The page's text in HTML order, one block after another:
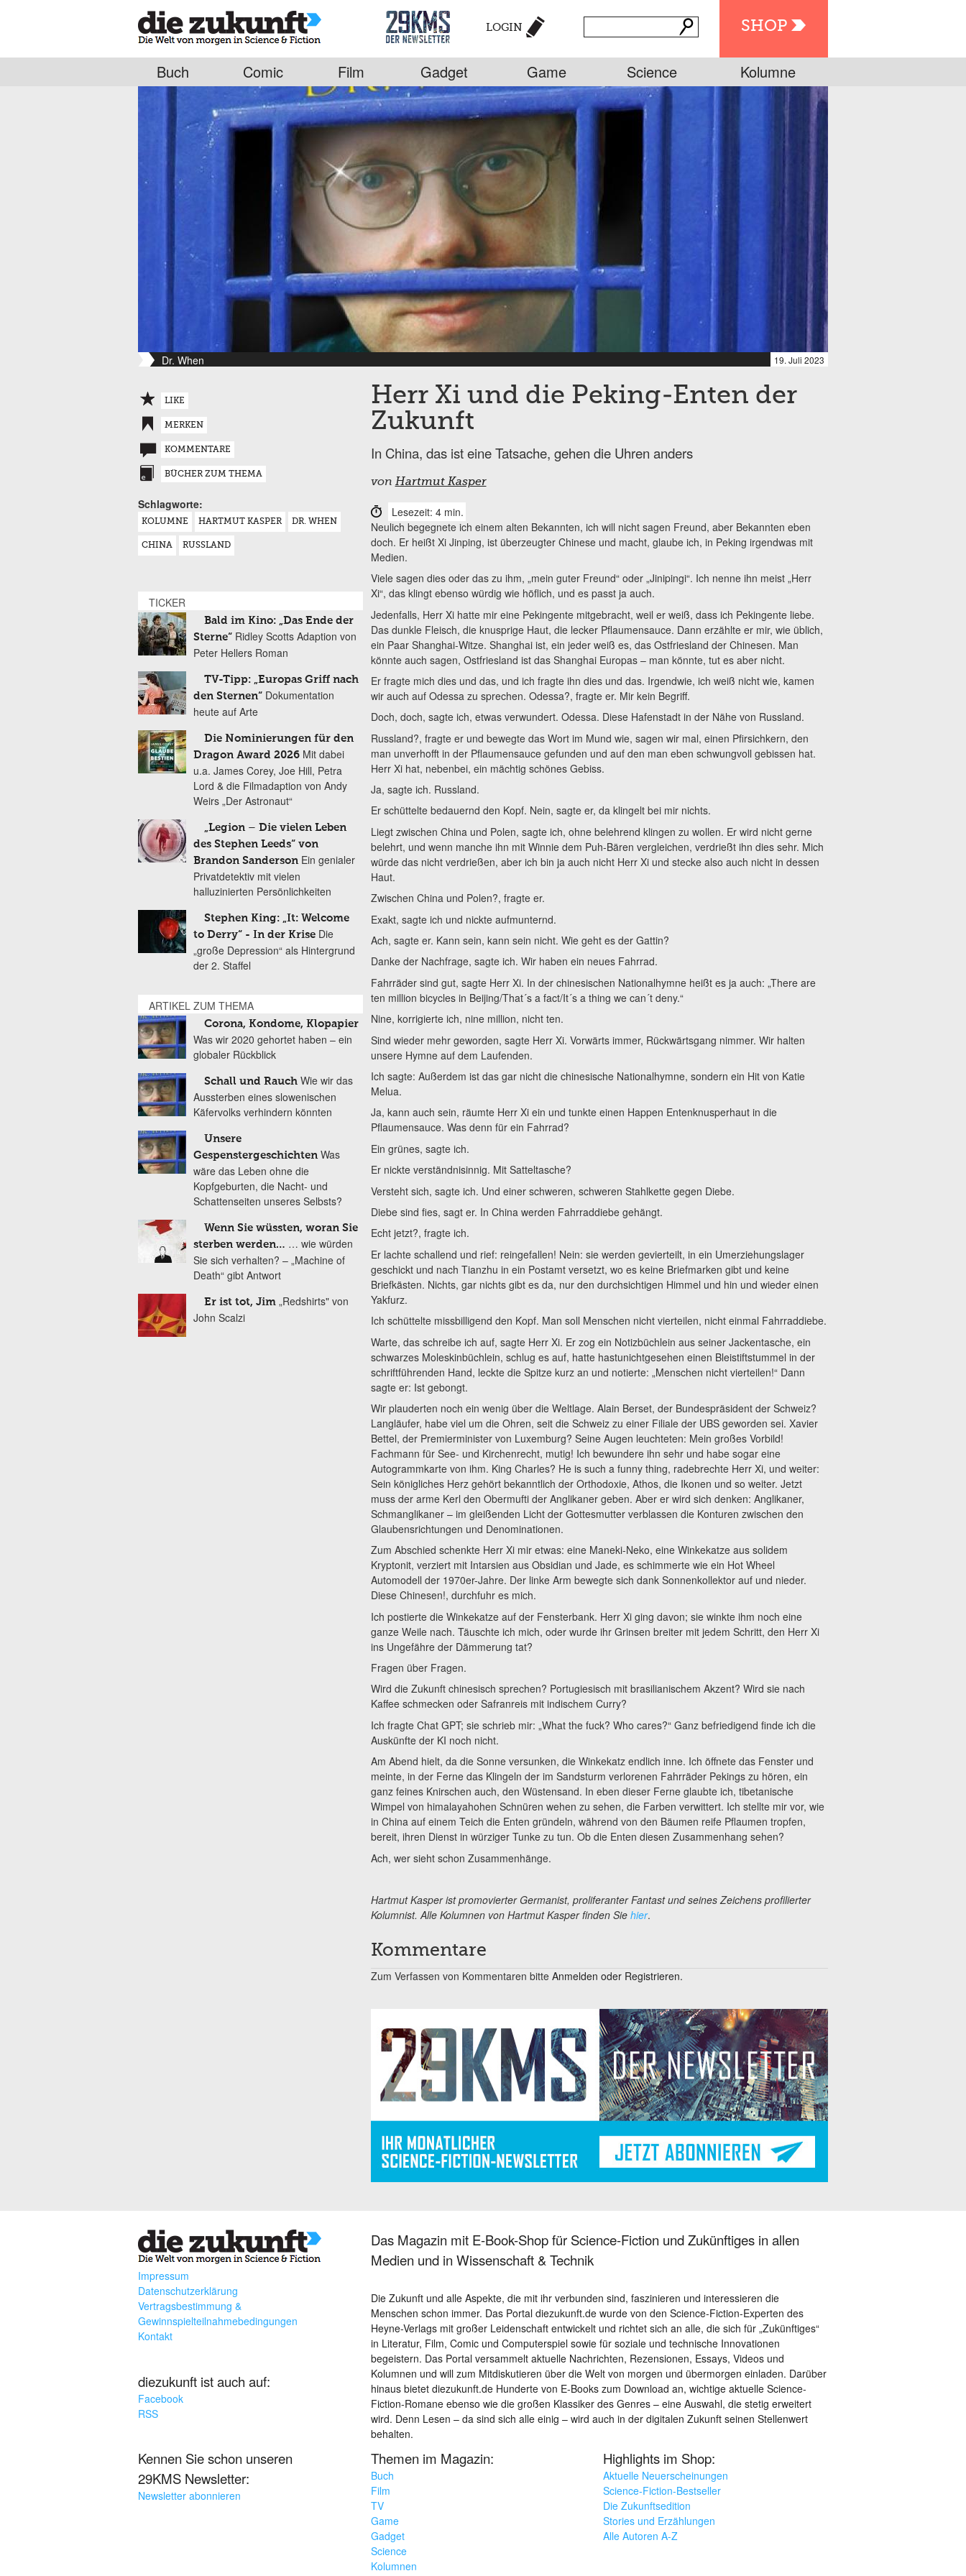
SHOP
LOGIN
Buch Comic Film Gadget Game Science Kolumne
Dr. When 19. Juli 2023
Herr Xi und die Peking-Enten der
Zukunft
In China, das ist eine Tatsache, gehen die Uhren anders
von Hartmut Kasper
Lesezeit: 4 min.
Neulich begegnete ich einem alten Bekannten, ich will nicht sagen Freund, aber Bekannten eben
doch. Er heißt Xi Jinping, ist überzeugter Chinese und macht, glaube ich, in Peking irgendwas mit
Medien.
Viele sagen dies oder das zu ihm, „mein guter Freund“ oder „Jinipingi“. Ich nenne ihn meist „Herr
Xi“, das klingt ebenso würdig wie höflich, und es passt ja auch.
Jedenfalls, Herr Xi hatte mir eine Pekingente mitgebracht, weil er weiß, dass ich Pekingente liebe.
Das dunkle Fleisch, die knusprige Haut, die lecker Pflaumensauce. Dann erzählte er mir, wie üblich,
ein Paar Shanghai-Witze. Shanghai ist, ein jeder weiß es, das Ostfriesland der Chinesen. Man
könnte auch sagen, Ostfriesland ist das Shanghai Europas – man könnte, tut es aber nicht.
Er fragte mich dies und das, und ich fragte ihn dies und das. Irgendwie, ich weiß nicht wie, kamen
wir auch auf Odessa zu sprechen. Odessa?, fragte er. Mir kein Begriff.
Doch, doch, sagte ich, etwas verwundert. Odessa. Diese Hafenstadt in der Nähe von Russland.
Russland?, fragte er und bewegte das Wort im Mund wie, sagen wir mal, einen Pfirsichkern, den
man unverhofft in der Pflaumensauce gefunden und auf den man eben schwungvoll gebissen hat.
Herr Xi hat, nebenbei, ein mächtig schönes Gebiss.
Ja, sagte ich. Russland.
Er schüttelte bedauernd den Kopf. Nein, sagte er, da klingelt bei mir nichts.
Liegt zwischen China und Polen, sagte ich, ohne belehrend klingen zu wollen. Er wird nicht gerne
belehrt, und wenn manche ihn mit Winnie dem Puh-Bären vergleichen, verdrießt ihn dies sehr. Mich
würde das nicht verdrießen, aber ich bin ja auch nicht Herr Xi und stecke also auch nicht in dessen
Haut.
Zwischen China und Polen?, fragte er.
Exakt, sagte ich und nickte aufmunternd.
Ach, sagte er. Kann sein, kann sein nicht. Wie geht es der Gattin?
Danke der Nachfrage, sagte ich. Wir haben ein neues Fahrrad.
Fahrräder sind gut, sagte Herr Xi. In der chinesischen Nationalhymne heißt es ja auch: „There are
ten million bicycles in Beijing/That´s a fact/It´s a thing we can´t deny.“
Nine, korrigierte ich, nine million, nicht ten.
Sind wieder mehr geworden, sagte Herr Xi. Vorwärts immer, Rückwärtsgang nimmer. Wir halten
unsere Hymne auf dem Laufenden.
Ich sagte: Außerdem ist das gar nicht die chinesische Nationalhymne, sondern ein Hit von Katie
Melua.
Ja, kann auch sein, räumte Herr Xi ein und tunkte einen Happen Entenknusperhaut in die
Pflaumensauce. Was denn für ein Fahrrad?
Ein grünes, sagte ich.
Er nickte verständnisinnig. Mit Satteltasche?
Versteht sich, sagte ich. Und einer schweren, schweren Stahlkette gegen Diebe.
Diebe sind fies, sagt er. In China werden Fahrraddiebe gehängt.
Echt jetzt?, fragte ich.
Er lachte schallend und rief: reingefallen! Nein: sie werden gevierteilt, in ein Umerziehungslager
geschickt und nach Tianzhu in ein Postamt versetzt, wo es keine Briefmarken gibt und keine
Briefkästen. Nichts, gar nichts gibt es da, nur den durchsichtigen Himmel und hin und wieder einen
Yakfurz.
Ich schüttelte missbilligend den Kopf. Man soll Menschen nicht vierteilen, nicht einmal Fahrraddiebe.
Warte, das schreibe ich auf, sagte Herr Xi. Er zog ein Notizbüchlein aus seiner Jackentasche, ein
schwarzes Moleskinbüchlein, schlug es auf, hatte hastunichtgesehen einen Bleistiftstummel in der
schriftführenden Hand, leckte die Spitze kurz an und notierte: „Menschen nicht vierteilen!“ Dann
sagte er: Ist gebongt.
Wir plauderten noch ein wenig über die Weltlage. Alain Berset, der Bundespräsident der Schweiz?
Langläufer, habe viel um die Ohren, seit die Schweiz zu einer Filiale der UBS geworden sei. Xavier
Bettel, der Premierminister von Luxemburg? Seine Augen leuchteten: Mein großes Vorbild!
Fachmann für See- und Kirchenrecht, mutig! Ich bewundere ihn sehr und habe sogar eine
Autogrammkarte von ihm. King Charles? He is such a funny thing, radebrechte Herr Xi, und weiter:
Sein königliches Herz gehört bekanntlich der Orthodoxie, Athos, die Ikonen und so weiter. Jetzt
muss der arme Kerl den Obermufti der Anglikaner geben. Aber er wird sich denken: Anglikaner,
Schmanglikaner – im gleißenden Licht der Gottesmutter verblassen die Konturen zwischen den
Glaubensrichtungen und Denominationen.
Zum Abschied schenkte Herr Xi mir etwas: eine Maneki-Neko, eine Winkekatze aus solidem
Kryptonit, verziert mit Intarsien aus Obsidian und Jade, es schimmerte wie ein Hot Wheel
Automodell der 1970er-Jahre. Der linke Arm bewegte sich dank Sonnenkollektor auf und nieder.
Diese Chinesen!, durchfuhr es mich.
Ich postierte die Winkekatze auf der Fensterbank. Herr Xi ging davon; sie winkte ihm noch eine
ganze Weile nach. Täuschte ich mich, oder wurde ihr Grinsen breiter mit jedem Schritt, den Herr Xi
ins Ungefähre der Dämmerung tat?
Fragen über Fragen.
Wird die Zukunft chinesisch sprechen? Portugiesisch mit brasilianischem Akzent? Wird sie nach
Kaffee schmecken oder Safranreis mit indischem Curry?
Ich fragte Chat GPT; sie schrieb mir: „What the fuck? Who cares?“ Ganz befriedigend finde ich die
Auskünfte der KI noch nicht.
Am Abend hielt, da die Sonne versunken, die Winkekatz endlich inne. Ich öffnete das Fenster und
meinte, in der Ferne das Klingeln der im Sandsturm verlorenen Fahrräder Pekings zu hören, ein
ganz feines Knirschen auch, den Wüstensand. In eben dieser Ferne glaubte ich, tibetanische
Wimpel von himalayahohen Schnüren wehen zu sehen, die Farben verwittert. Ich stellte mir vor, wie
in China auf einem Teich die Enten gründeln, während von den Bäumen reife Pflaumen tropfen,
bereit, ihren Dienst in würziger Tunke zu tun. Ob die Enten diesen Zusammenhang sehen?
Ach, wer sieht schon Zusammenhänge.
Hartmut Kasper ist promovierter Germanist, proliferanter Fantast und seines Zeichens profilierter
Kolumnist.Alle Kolumnen von Hartmut Kasper finden Sie hier.
Kommentare
Zum Verfassen von Kommentaren bitte Anmelden oder Registrieren.
LIKE
MERKEN
KOMMENTARE
BÜCHER ZUM THEMA
Schlagworte:
KOLUMNE HARTMUT KASPER DR. WHEN
CHINA RUSSLAND
TICKER
Bald im Kino: „Das Ende der
Sterne“ Ridley Scotts Adaption von
Peter Hellers Roman
TV-Tipp: „Europas Griff nach
den Sternen“ Dokumentation
heute auf Arte
Die Nominierungen für den
Dragon Award 2026 Mit dabei
u.a. James Corey, Joe Hill, Petra
Lord & die Filmadaption von Andy
Weirs „Der Astronaut“
„Legion – Die vielen Leben
des Stephen Leeds“ von
Brandon Sanderson Ein genialer
Privatdetektiv mit vielen
halluzinierten Persönlichkeiten
Stephen King: „It: Welcome
to Derry“ - In der Krise Die
„große Depression“ als Hintergrund
der 2. Staffel
ARTIKEL ZUM THEMA
Corona, Kondome, Klopapier
Was wir 2020 gehortet haben – ein
globaler Rückblick
Schall und Rauch Wie wir das
Aussterben eines slowenischen
Käfervolks verhindern könnten
Unsere
Gespenstergeschichten Was
wäre das Leben ohne die
Kopfgeburten, die Nacht- und
Schattenseiten unseres Selbsts?
Wenn Sie wüssten, woran Sie
sterben werden… … wie würden
Sie sich verhalten? – „Machine of
Death“ gibt Antwort
Er ist tot, Jim „Redshirts" von
John Scalzi
Impressum
Datenschutzerklärung
Vertragsbestimmung &
Gewinnspielteilnahmebedingungen
Kontakt
diezukunft ist auch auf:
Facebook
RSS
Kennen Sie schon unseren
29KMS Newsletter:
Newsletter abonnieren
Das Magazin mit E-Book-Shop für Science-Fiction und Zukünftiges in allen
Medien und in Wissenschaft & Technik
Die Zukunft und alle Aspekte, die mit ihr verbunden sind, faszinieren und interessieren die
Menschen schon immer. Das Portal diezukunft.de wurde von den Science-Fiction-Experten des
Heyne-Verlags mit großer Leidenschaft entwickelt und richtet sich an alle, die sich für „Zukünftiges“
in Literatur, Film, Comic und Computerspiel sowie für soziale und technische Innovationen
begeistern. Das Portal versammelt aktuelle Nachrichten, Rezensionen, Essays, Videos und
Kolumnen und will zum Mitdiskutieren über die Welt von morgen und übermorgen einladen. Darüber
hinaus bietet diezukunft.de Hunderte von E-Books zum Download an, wichtige aktuelle Science-
Fiction-Romane ebenso wie die großen Klassiker des Genres – eine Auswahl, die stetig erweitert
wird. Denn Lesen – da sind sich alle einig – wird auch in der digitalen Zukunft seinen Stellenwert
behalten.
Themen im Magazin:
Buch
Film
TV
Game
Gadget
Science
Kolumnen
Highlights im Shop:
Aktuelle Neuerscheinungen
Science-Fiction-Bestseller
Die Zukunftsedition
Stories und Erzählungen
Alle Autoren A-Z